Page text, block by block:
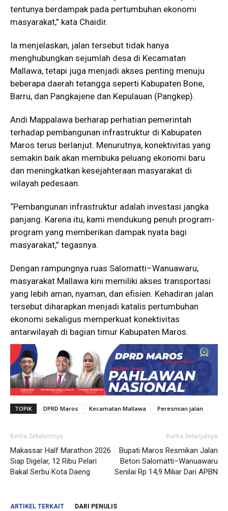
tentunya berdampak pada pertumbuhan ekonomi
masyarakat,” kata Chaidir.
Ia menjelaskan, jalan tersebut tidak hanya
menghubungkan sejumlah desa di Kecamatan
Mallawa, tetapi juga menjadi akses penting menuju
beberapa daerah tetangga seperti Kabupaten Bone,
Barru, dan Pangkajene dan Kepulauan (Pangkep).
Andi Mappalawa berharap perhatian pemerintah
terhadap pembangunan infrastruktur di Kabupaten
Maros terus berlanjut. Menurutnya, konektivitas yang
semakin baik akan membuka peluang ekonomi baru
dan meningkatkan kesejahteraan masyarakat di
wilayah pedesaan.
“Pembangunan infrastruktur adalah investasi jangka
panjang. Karena itu, kami mendukung penuh program-
program yang memberikan dampak nyata bagi
masyarakat,” tegasnya.
Dengan rampungnya ruas Salomatti–Wanuawaru,
masyarakat Mallawa kini memiliki akses transportasi
yang lebih aman, nyaman, dan efisien. Kehadiran jalan
tersebut diharapkan menjadi katalis pertumbuhan
ekonomi sekaligus memperkuat konektivitas
antarwilayah di bagian timur Kabupaten Maros.
TOPIK DPRD Maros Kecamatan Mallawa Peresmian jalan
Berita Sebelumnya
Makassar Half Marathon 2026
Siap Digelar, 12 Ribu Pelari
Bakal Serbu Kota Daeng
Berita Selanjutnya
Bupati Maros Resmikan Jalan
Beton Salomatti–Wanuawaru
Senilai Rp 14,9 Miliar Dari APBN
ARTIKEL TERKAIT DARI PENULIS